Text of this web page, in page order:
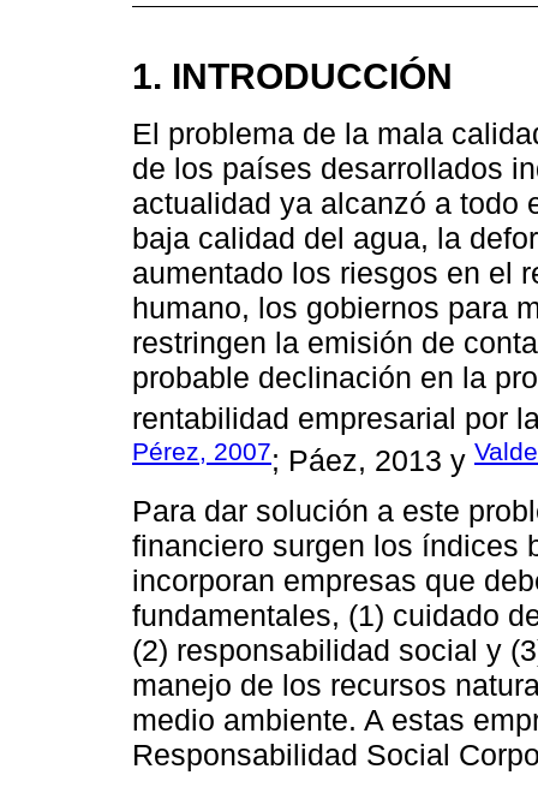
1. INTRODUCCIÓN
El problema de la mala
de los países desarrollados
actualidad ya alcanzó a todo
baja calidad del agua, la
aumentado los riesgos en el
humano, los gobiernos para
restringen la emisión de
probable declinación en la
rentabilidad empresarial por
Pérez, 2007; Páez, 2013 y
Para dar solución a este
financiero surgen los índices
incorporan empresas que
fundamentales, (1) cuidado
(2) responsabilidad social y
manejo de los recursos
medio ambiente. A estas
Responsabilidad Social